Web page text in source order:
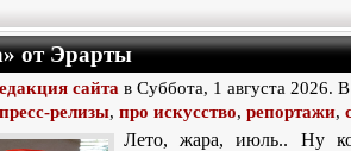
от Эрарты
сайта в Суббота, 1 августа 2026. В
пресс-релизы, про искусство, репортажи,
Лето, жара, июль.. Ну